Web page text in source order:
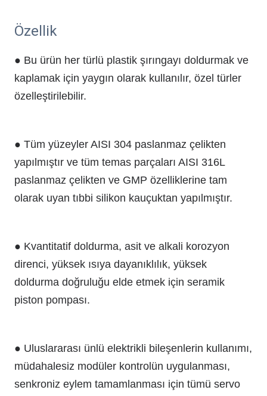
Özellik
● Bu ürün her türlü plastik şırıngayı doldurmak ve
kaplamak için yaygın olarak kullanılır, özel türler
özelleştirilebilir.
● Tüm yüzeyler AISI 304 paslanmaz çelikten
yapılmıştır ve tüm temas parçaları AISI 316L
paslanmaz çelikten ve GMP özelliklerine tam
olarak uyan tıbbi silikon kauçuktan yapılmıştır.
● Kvantitatif doldurma, asit ve alkali korozyon
direnci, yüksek ısıya dayanıklılık, yüksek
doldurma doğruluğu elde etmek için seramik
piston pompası.
● Uluslararası ünlü elektrikli bileşenlerin kullanımı,
müdahalesiz modüler kontrolün uygulanması,
senkroniz eylem tamamlanması için tümü servo